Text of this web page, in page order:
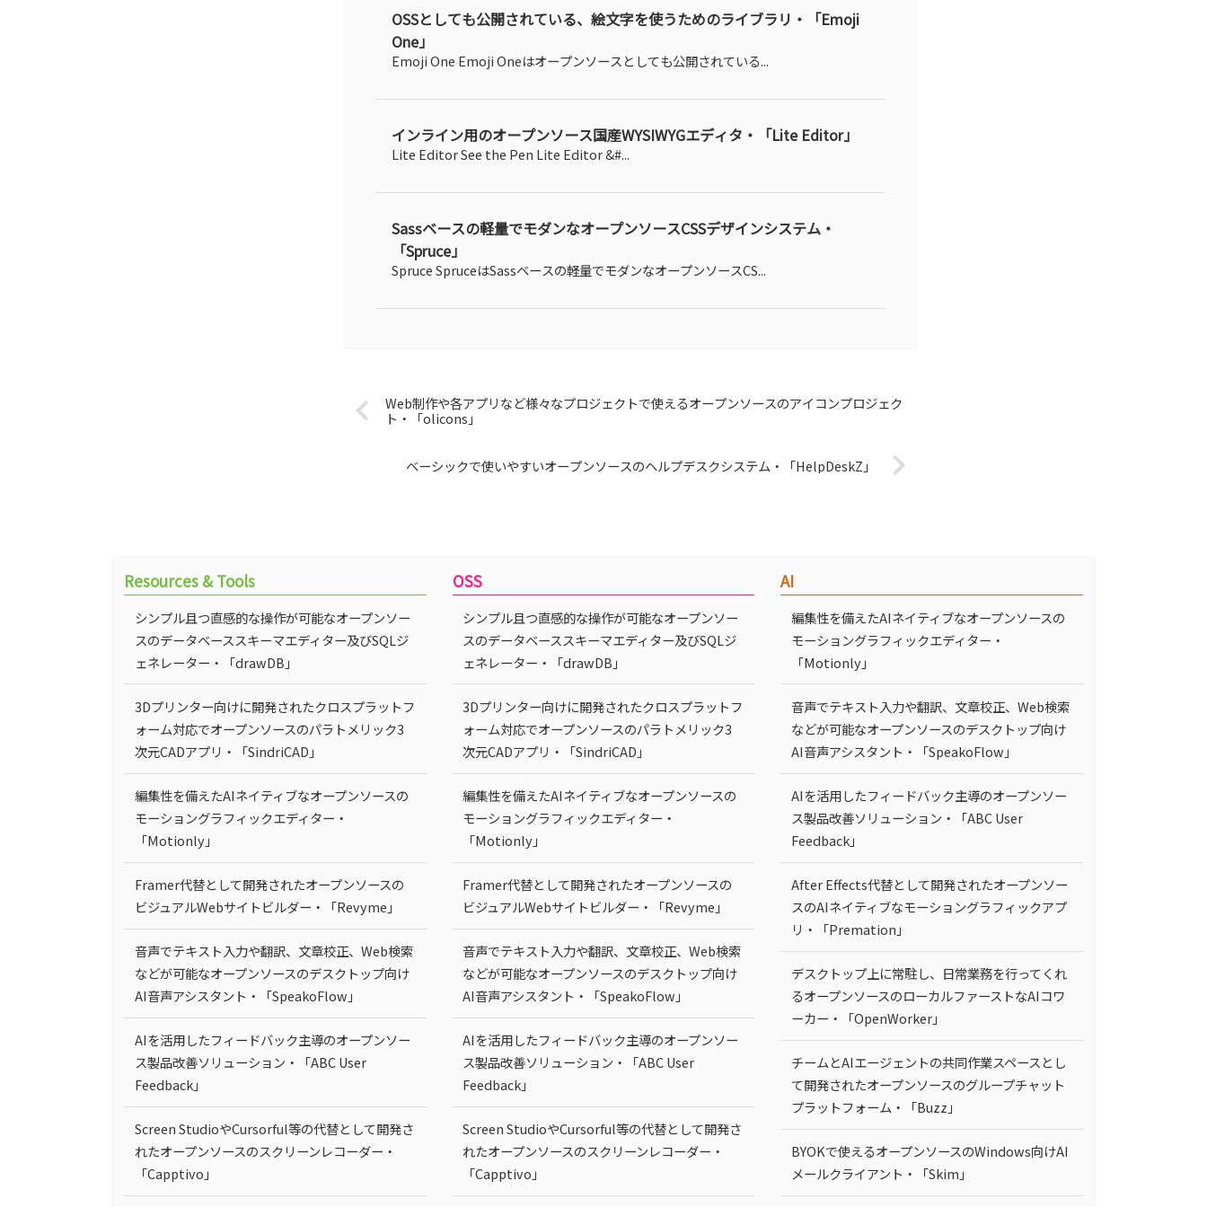
OSSとしても公開されている、絵文字を使うためのライブラリ・「Emoji
One」
Emoji One Emoji Oneはオープンソースとしても公開されている...
インライン用のオープンソース国産WYSIWYGエディタ・「Lite Editor」
Lite Editor See the Pen Lite Editor &#...
Sassベースの軽量でモダンなオープンソースCSSデザインシステム・
「Spruce」
Spruce SpruceはSassベースの軽量でモダンなオープンソースCS...
Web制作や各アプリなど様々なプロジェクトで使えるオープンソースのアイコンプロジェク
ト・「olicons」
ベーシックで使いやすいオープンソースのヘルプデスクシステム・「HelpDeskZ」
Resources & Tools
シンプル且つ直感的な操作が可能なオープンソー
スのデータベーススキーマエディター及びSQLジ
ェネレーター・「drawDB」
3Dプリンター向けに開発されたクロスプラットフ
ォーム対応でオープンソースのパラトメリック3
次元CADアプリ・「SindriCAD」
編集性を備えたAIネイティブなオープンソースの
モーショングラフィックエディター・
「Motionly」
Framer代替として開発されたオープンソースの
ビジュアルWebサイトビルダー・「Revyme」
音声でテキスト入力や翻訳、文章校正、Web検索
などが可能なオープンソースのデスクトップ向け
AI音声アシスタント・「SpeakoFlow」
AIを活用したフィードバック主導のオープンソー
ス製品改善ソリューション・「ABC User
Feedback」
Screen StudioやCursorful等の代替として開発さ
れたオープンソースのスクリーンレコーダー・
「Capptivo」
OSS
シンプル且つ直感的な操作が可能なオープンソー
スのデータベーススキーマエディター及びSQLジ
ェネレーター・「drawDB」
3Dプリンター向けに開発されたクロスプラットフ
ォーム対応でオープンソースのパラトメリック3
次元CADアプリ・「SindriCAD」
編集性を備えたAIネイティブなオープンソースの
モーショングラフィックエディター・
「Motionly」
Framer代替として開発されたオープンソースの
ビジュアルWebサイトビルダー・「Revyme」
音声でテキスト入力や翻訳、文章校正、Web検索
などが可能なオープンソースのデスクトップ向け
AI音声アシスタント・「SpeakoFlow」
AIを活用したフィードバック主導のオープンソー
ス製品改善ソリューション・「ABC User
Feedback」
Screen StudioやCursorful等の代替として開発さ
れたオープンソースのスクリーンレコーダー・
「Capptivo」
AI
編集性を備えたAIネイティブなオープンソースの
モーショングラフィックエディター・
「Motionly」
音声でテキスト入力や翻訳、文章校正、Web検索
などが可能なオープンソースのデスクトップ向け
AI音声アシスタント・「SpeakoFlow」
AIを活用したフィードバック主導のオープンソー
ス製品改善ソリューション・「ABC User
Feedback」
After Effects代替として開発されたオープンソー
スのAIネイティブなモーショングラフィックアプ
リ・「Premation」
デスクトップ上に常駐し、日常業務を行ってくれ
るオープンソースのローカルファーストなAIコワ
ーカー・「OpenWorker」
チームとAIエージェントの共同作業スペースとし
て開発されたオープンソースのグループチャット
プラットフォーム・「Buzz」
BYOKで使えるオープンソースのWindows向けAI
メールクライアント・「Skim」